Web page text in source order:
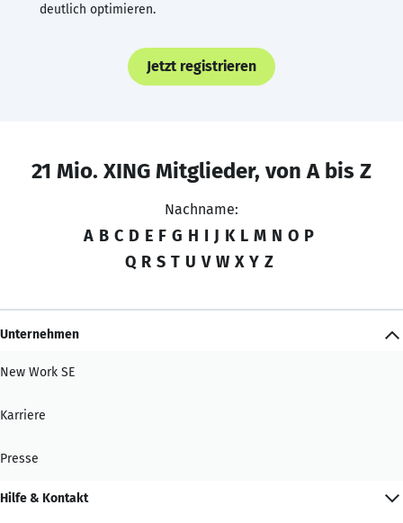
deutlich optimieren.
Jetzt registrieren
21 Mio. XING Mitglieder, von A bis Z
Nachname:
A B C D E F G H I J K L M N O P
Q R S T U V W X Y Z
Unternehmen
New Work SE
Karriere
Presse
Hilfe & Kontakt